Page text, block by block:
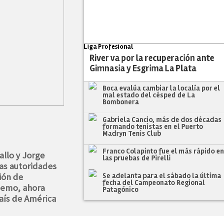
y Jorge
autoridades
de
ahora
de América
Liga Profesional
River va por la recuperación ante
Gimnasia y Esgrima La Plata
Boca evalúa cambiar la localía por el
mal estado del césped de La
Bombonera
Gabriela Cancio, más de dos décadas
formando tenistas en el Puerto
Madryn Tenis Club
Franco Colapinto fue el más rápido en
las pruebas de Pirelli
Se adelanta para el sábado la última
fecha del Campeonato Regional
Patagónico